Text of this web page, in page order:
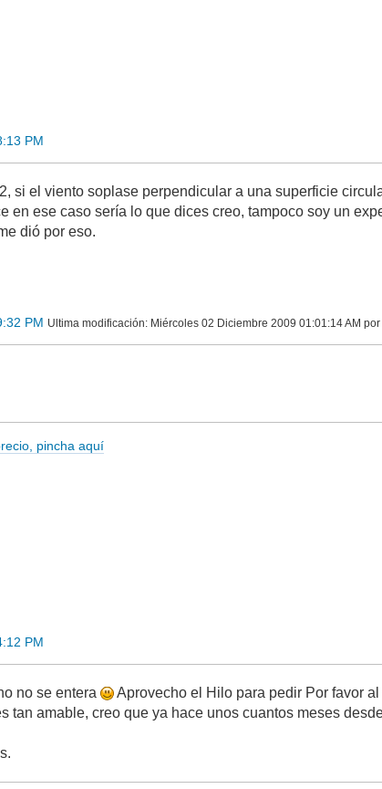
PM
si el viento soplase perpendicular a una superficie
en ese caso sería lo que dices creo, tampoco soy un
dió por eso.
PM Ultima modificación: Miércoles 02 Diciembre 2009 01:01:14 AM
pincha aquí
PM
no se entera
Aprovecho el Hilo para pedir Por favor
tan amable, creo que ya hace unos cuantos meses